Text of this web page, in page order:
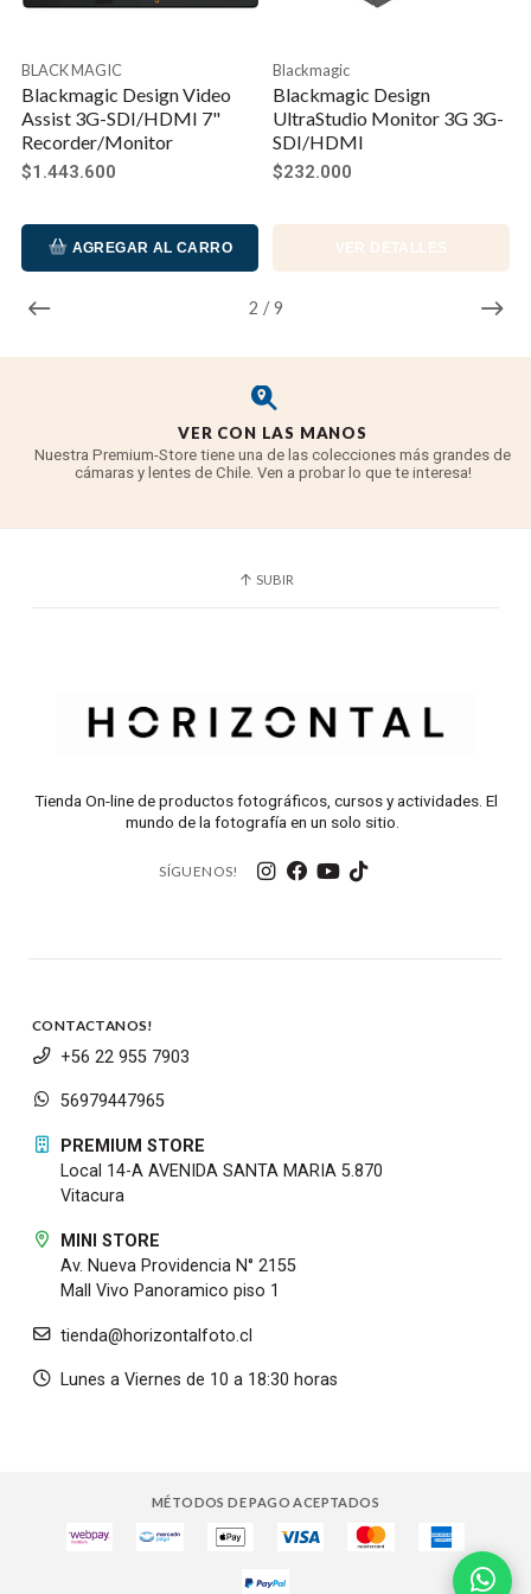
alcances y herramientas de exposición
Entrada/salida 3G-SDI y HDMI
Los puertos de entrada 3G-SDI y HDMI con salidas
variedad de cámaras y receptores de vídeo
inalámbricos
Compatibilidad con LUT 3D
Compatibilidad con LUT 3D para una visualización
Salida de cámara web USB de
1080p
conectada como cámara web
Entrada de metadatos
Entrada directa de metadatos
Ranura para tarjeta SD
Ranura única para tarjeta SD para grabar ProRes
está supervisando
Opciones de alimentación
Encienda el monitor utilizando el adaptador de
corriente de 12 V incluido o las baterías de tipo Sony
L-Series disponibles por separado en las ranuras de
batería duales
Pantallas de varios idiomas
pantallas de texto en pantalla y las opciones de
menú:
Italiano
2 / 9
BLACK MAGIC
Blackmagic Design Video
Assist 3G-SDI/HDMI 7"
Recorder/Monitor
$1.443.600
AGREGAR AL CARRO
Blackmagic
Blackmagic Design
UltraStudio Monitor 3G 3G-
SDI/HDMI
$232.000
VER DETALLES
VER CON LAS MANOS
Nuestra Premium-Store tiene una de las colecciones más grandes de
cámaras y lentes de Chile. Ven a probar lo que te interesa!
SUBIR
Tienda On-line de productos fotográficos, cursos y actividades. El
mundo de la fotografía en un solo sitio.
SÍGUENOS!
CONTACTANOS!
+56 22 955 7903
56979447965
PREMIUM STORE
Local 14-A AVENIDA SANTA MARIA 5.870
Vitacura
MINI STORE
Av. Nueva Providencia N° 2155
Mall Vivo Panoramico piso 1
tienda@horizontalfoto.cl
Lunes a Viernes de 10 a 18:30 horas
MÉTODOS DE PAGO ACEPTADOS